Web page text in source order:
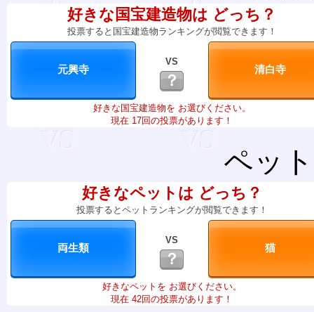
好きな国宝建造物は どっち？
投票すると国宝建造物ランキングが閲覧できます！
VS
？
好きな国宝建造物を お選びください。
現在 17回の投票があります！
ペッ
好きなペットは どっち？
投票するとペットランキングが閲覧できます！
VS
？
好きなペットを お選びください。
現在 42回の投票があります！